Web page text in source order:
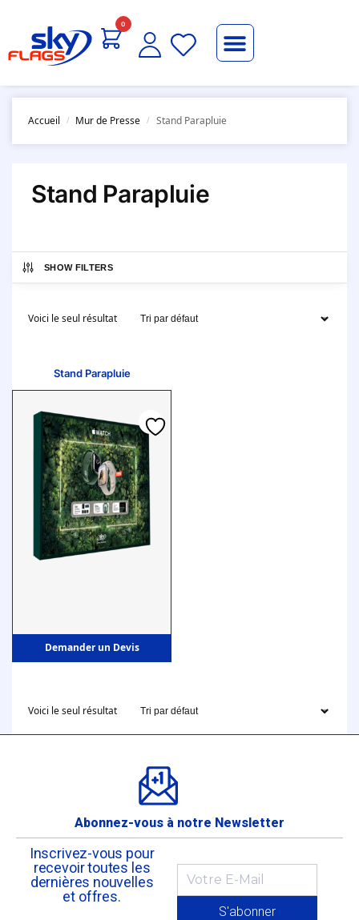
0
Accueil / Mur de Presse / Stand Parapluie
Stand Parapluie
SHOW FILTERS
Voici le seul résultat
Stand Parapluie
Demander un Devis
Voici le seul résultat
Abonnez-vous à notre Newsletter
Inscrivez-vous pour
recevoir toutes les
dernières nouvelles
et offres.
S'abonner